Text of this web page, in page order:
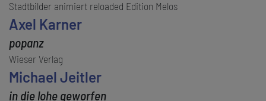
Stadtbilder animiert reloaded Edition Melos
Axel Karner
popanz
Wieser Verlag
Michael Jeitler
in die lohe geworfen